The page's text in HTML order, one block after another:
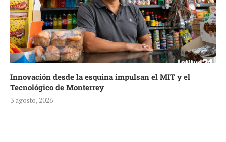
Innovación desde la esquina impulsan el MIT y el
Tecnológico de Monterrey
3 agosto, 2026